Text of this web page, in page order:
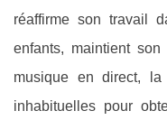
réaffirme son travail
enfants, maintient
musique en direct, la
inhabituelles pour